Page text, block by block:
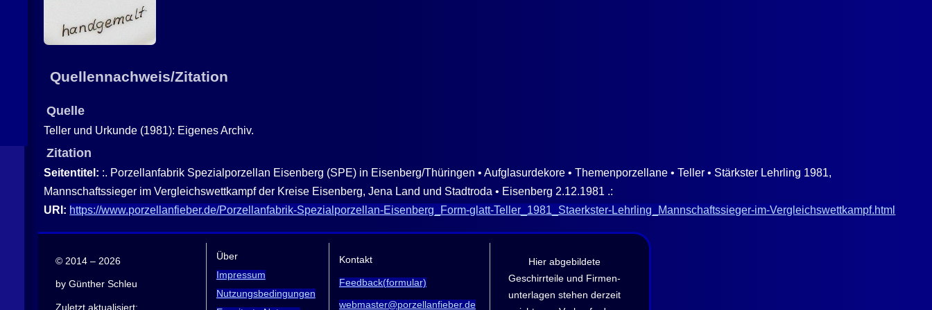
Quellennachweis/Zitation
Quelle
Teller und Urkunde (1981): Eigenes Archiv.
Zitation
Seitentitel: :. Porzellanfabrik Spezialporzellan Eisenberg (SPE) in Eisenberg/Thüringen • Aufglasurdekore • Themenporzellane • Teller • Stärkster Lehrling 1981,
Mannschaftssieger im Vergleichswettkampf der Kreise Eisenberg, Jena Land und Stadtroda • Eisenberg 2.12.1981 .:
URI: https://www.porzellanfieber.de/Porzellanfabrik-Spezialporzellan-Eisenberg_Form-glatt-Teller_1981_Staerkster-Lehrling_Mannschaftssieger-im-Vergleichswettkampf.html
© 2014 – 2026
by Günther Schleu
Zuletzt aktualisiert:
Über
Impressum
Nutzungsbedingungen
Kontakt
Feedback(formular)
webmaster@porzellanfieber.de
Hier abgebildete
Geschirrteile und Firmen­
unterlagen stehen derzeit